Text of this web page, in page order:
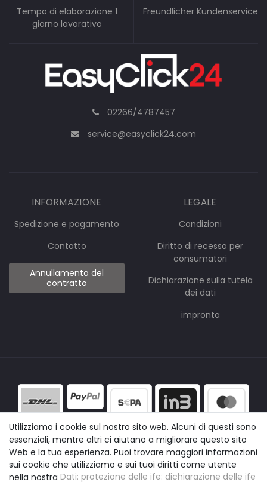
Tempo di elaborazione 1
giorno lavorativo
Freundlicher Kundenservice
02266/4787457
service@easyclick24.com
INFORMAZIONE
Spedizione e pagamento
Contatto
Annullamento del
contratto
LEGALE
Condizioni
Diritto di recesso per
consumatori
Dichiarazione sulla tutela
dei dati
impronta
Utilizziamo i cookie sul nostro sito web. Alcuni di questi sono
essenziali, mentre altri ci aiutano a migliorare questo sito
Web e la tua esperienza. Puoi trovare maggiori informazioni
sui cookie che utilizziamo e sui tuoi diritti come utente
nella nostra Dati: protezione delle ife: dichiarazione delle ife